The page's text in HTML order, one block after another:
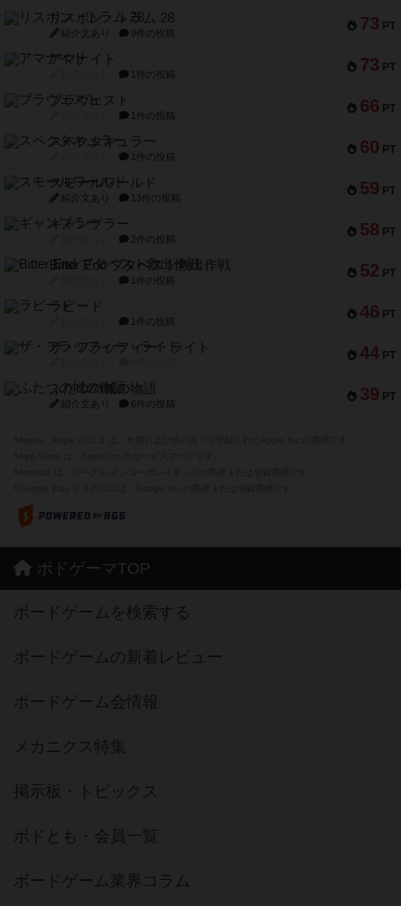
73 PT
リスボン・トラム 28
紹介文あり 9件の投稿
73 PT
アマナイト
1件の投稿
66 PT
ブラヴェスト
1件の投稿
60 PT
スペクタキュラー
1件の投稿
59 PT
スモールワールド
紹介文あり 13件の投稿
58 PT
ギャンブラー
2件の投稿
52 PT
Bitter End ブタペスト救出作戦
1件の投稿
46 PT
ラピード
1件の投稿
44 PT
ザ・フラッフィー・ライト
39 PT
ふたつの城の物語
紹介文あり 6件の投稿
ボドゲーマTOP
ボードゲームを検索する
ボードゲームの新着レビュー
ボードゲーム会情報
メカニクス特集
掲示板・トピックス
ボドとも・会員一覧
ボードゲーム業界コラム